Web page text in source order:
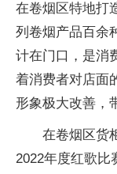
在卷烟区特地打
列卷烟产品百余
计在门口，是消
着消费者对店面
形象极大改善，
在卷烟区货
2022年度红歌比